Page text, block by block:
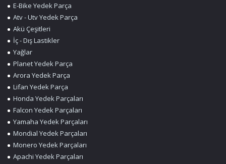
E-Bike Yedek Parça
Atv - Utv Yedek Parça
Akü Çeşitleri
İç - Dış Lastikler
Yağlar
Planet Yedek Parça
Arora Yedek Parça
Lifan Yedek Parça
Honda Yedek Parçaları
Falcon Yedek Parçaları
Yamaha Yedek Parçaları
Mondial Yedek Parçaları
Monero Yedek Parçaları
Apachi Yedek Parçaları